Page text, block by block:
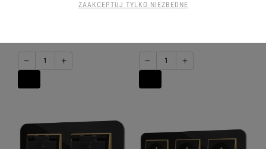
− +
kolor czarny/złoty
− +
ZAAKCEPTUJ TYLKO NIEZBĘDNE